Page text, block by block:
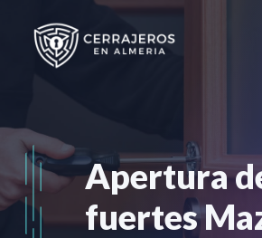
contenido
Apertura
fuertes